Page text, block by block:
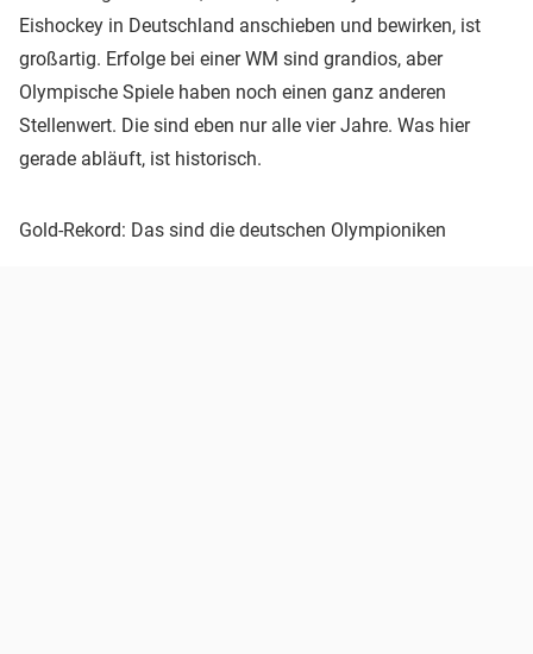
Eishockey in Deutschland anschieben und bewirken, ist
großartig. Erfolge bei einer WM sind grandios, aber
Olympische Spiele haben noch einen ganz anderen
Stellenwert. Die sind eben nur alle vier Jahre. Was hier
gerade abläuft, ist historisch.
Gold-Rekord: Das sind die deutschen Olympioniken